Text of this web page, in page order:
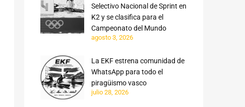
Selectivo Nacional de Sprint en
K2 y se clasifica para el
Campeonato del Mundo
agosto 3, 2026
La EKF estrena comunidad de
WhatsApp para todo el
piragüismo vasco
julio 28, 2026